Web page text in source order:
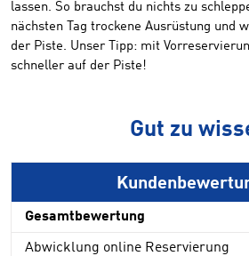
lassen. So brauchst du nichts zu
nächsten Tag trockene Ausrüstung und
der Piste. Unser Tipp: mit
schneller auf der Piste!
Gut zu
Gesamtbewertung
Abwicklung online Reservierung